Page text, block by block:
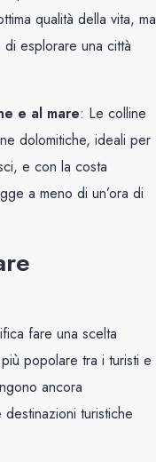
qualità della vita, ma
esplorare una città
e al mare: Le colline
dolomitiche, ideali per
e con la costa
a meno di un’ora di
fare una scelta
popolare tra i turisti e
ancora
turistiche